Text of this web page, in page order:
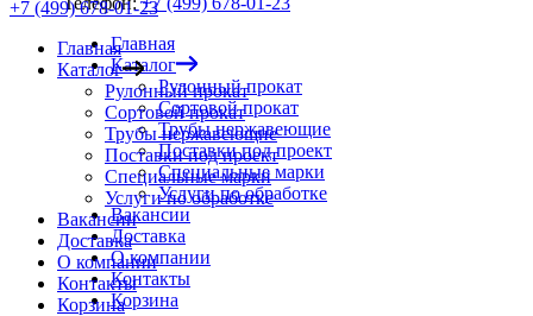
Главная
Каталог
Рулонный прокат
Сортовой прокат
Трубы нержавеющие
Поставки под проект
Специальные марки
Услуги по обработке
Вакансии
Доставка
О компании
Контакты
Корзина
+7 (499) 678-01-23
Главная
Каталог
Рулонный прокат
Сортовой прокат
Трубы нержавеющие
Поставки под проект
Специальные марки
Услуги по обработке
Вакансии
Доставка
О компании
Контакты
Корзина